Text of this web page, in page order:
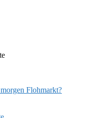
Flohmarkt?